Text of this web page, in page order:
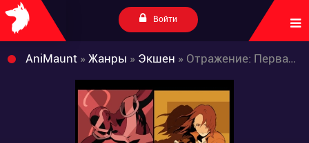
Войти
AniMaunt » Жанры » Экшен » Отражение: Первая волна